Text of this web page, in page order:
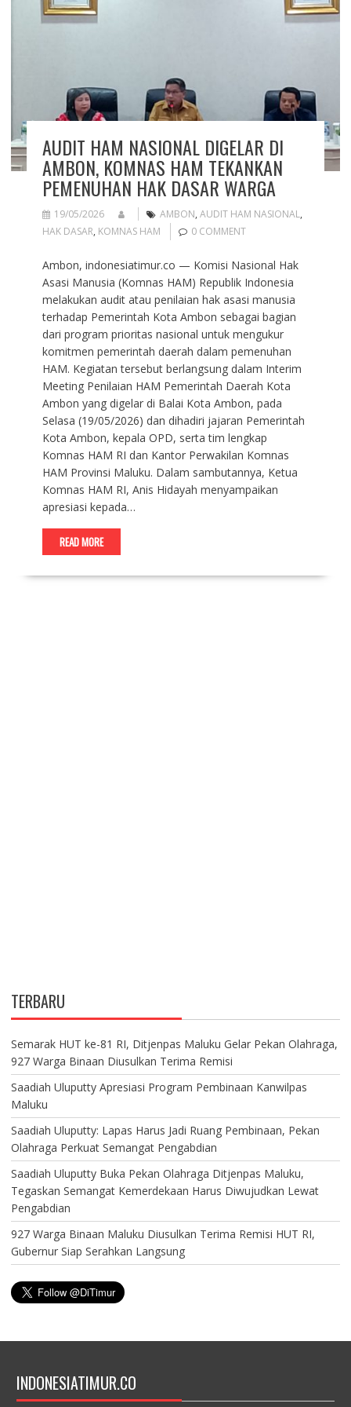
AUDIT HAM NASIONAL DIGELAR DI
AMBON, KOMNAS HAM TEKANKAN
PEMENUHAN HAK DASAR WARGA
19/05/2026 AMBON, AUDIT HAM NASIONAL,
HAK DASAR, KOMNAS HAM 0 COMMENT
Ambon, indonesiatimur.co — Komisi Nasional Hak
Asasi Manusia (Komnas HAM) Republik Indonesia
melakukan audit atau penilaian hak asasi manusia
terhadap Pemerintah Kota Ambon sebagai bagian
dari program prioritas nasional untuk mengukur
komitmen pemerintah daerah dalam pemenuhan
HAM. Kegiatan tersebut berlangsung dalam Interim
Meeting Penilaian HAM Pemerintah Daerah Kota
Ambon yang digelar di Balai Kota Ambon, pada
Selasa (19/05/2026) dan dihadiri jajaran Pemerintah
Kota Ambon, kepala OPD, serta tim lengkap
Komnas HAM RI dan Kantor Perwakilan Komnas
HAM Provinsi Maluku. Dalam sambutannya, Ketua
Komnas HAM RI, Anis Hidayah menyampaikan
apresiasi kepada…
READ MORE
TERBARU
Semarak HUT ke-81 RI, Ditjenpas Maluku Gelar Pekan Olahraga,
927 Warga Binaan Diusulkan Terima Remisi
Saadiah Uluputty Apresiasi Program Pembinaan Kanwilpas
Maluku
Saadiah Uluputty: Lapas Harus Jadi Ruang Pembinaan, Pekan
Olahraga Perkuat Semangat Pengabdian
Saadiah Uluputty Buka Pekan Olahraga Ditjenpas Maluku,
Tegaskan Semangat Kemerdekaan Harus Diwujudkan Lewat
Pengabdian
927 Warga Binaan Maluku Diusulkan Terima Remisi HUT RI,
Gubernur Siap Serahkan Langsung
INDONESIATIMUR.CO